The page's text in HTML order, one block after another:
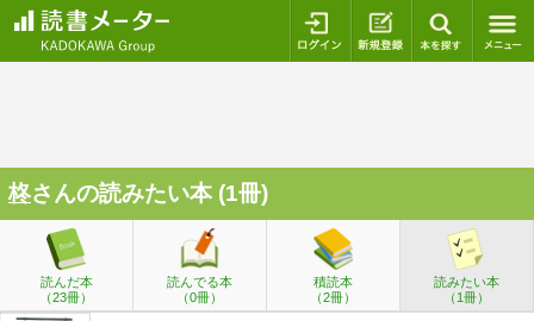
ログイン 新規登録
柊さんの読みたい本 (1冊)
読んだ本
（23冊）
読んでる本
（0冊）
積読本
（2冊）
読みたい本
（1冊）